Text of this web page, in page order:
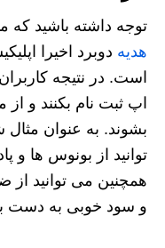
توجه داشته باشید که
هدیه دوبرد اخیرا
است. در نتیجه
اپ ثبت نام بکنند و از
بشوند. به عنوان مثال
توانید از بونوس ها و
همچنین می توانید از
و سود خوبی به دست